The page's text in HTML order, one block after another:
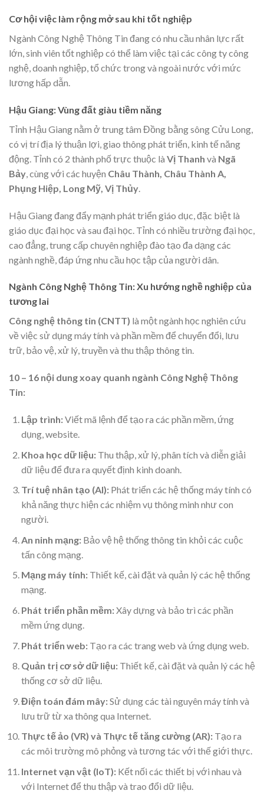
Cơ hội việc làm rộng mở sau khi tốt nghiệp
Ngành Công Nghệ Thông Tin đang có nhu cầu nhân lực rất
lớn, sinh viên tốt nghiệp có thể làm việc tại các công ty công
nghệ, doanh nghiệp, tổ chức trong và ngoài nước với mức
lương hấp dẫn.
Hậu Giang: Vùng đất giàu tiềm năng
Tỉnh Hậu Giang nằm ở trung tâm Đồng bằng sông Cửu Long,
có vị trí địa lý thuận lợi, giao thông phát triển, kinh tế năng
động. Tỉnh có 2 thành phố trực thuộc là Vị Thanh và Ngã
Bảy , cùng với các huyện Châu Thành, Châu Thành A,
Phụng Hiệp, Long Mỹ, Vị Thủy
Hậu Giang đang đẩy mạnh phát triển giáo dục, đặc biệt là
giáo dục đại học và sau đại học. Tỉnh có nhiều trường đại học,
cao đẳng, trung cấp chuyên nghiệp đào tạo đa dạng các
ngành nghề, đáp ứng nhu cầu học tập của người dân.
Ngành Công Nghệ Thông Tin: Xu hướng nghề nghiệp của
tương lai
Công nghệ thông tin (CNTT) là một ngành học nghiên cứu
về việc sử dụng máy tính và phần mềm để chuyển đổi, lưu
trữ, bảo vệ, xử lý, truyền và thu thập thông tin.
10 – 16 nội dung xoay quanh ngành Công Nghệ Thông
Tin:
Lập trình:Viết mã lệnh để tạo ra các phần mềm, ứng
dụng, website.
Khoa học dữ liệu:Thu thập, xử lý, phân tích và diễn giải
dữ liệu để đưa ra quyết định kinh doanh.
Trí tuệ nhân tạo (AI):Phát triển các hệ thống máy tính có
khả năng thực hiện các nhiệm vụ thông minh như con
người.
An ninh mạng:Bảo vệ hệ thống thông tin khỏi các cuộc
tấn công mạng.
Mạng máy tính:Thiết kế, cài đặt và quản lý các hệ thống
mạng.
Phát triển phần mềm:Xây dựng và bảo trì các phần
mềm ứng dụng.
Phát triển web:Tạo ra các trang web và ứng dụng web.
Quản trị cơ sở dữ liệu:Thiết kế, cài đặt và quản lý các hệ
thống cơ sở dữ liệu.
Điện toán đám mây:Sử dụng các tài nguyên máy tính và
lưu trữ từ xa thông qua Internet.
Thực tế ảo (VR) và Thực tế tăng cường (AR):Tạo ra
các môi trường mô phỏng và tương tác với thế giới thực.
Internet vạn vật (IoT):Kết nối các thiết bị với nhau và
với Internet để thu thập và trao đổi dữ liệu.